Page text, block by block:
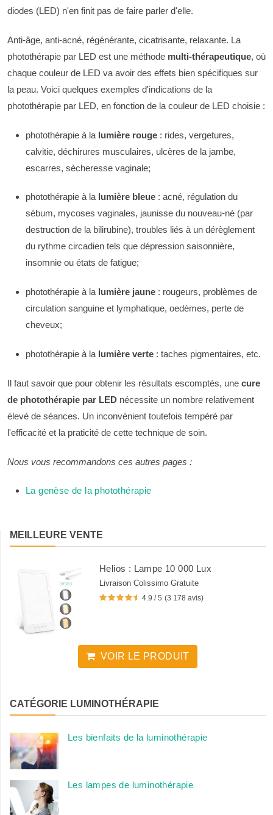
diodes (LED) n'en finit pas de faire parler d'elle.
Anti-âge, anti-acné, régénérante, cicatrisante, relaxante. La
photothérapie par LED est une méthode multi-thérapeutique, où
chaque couleur de LED va avoir des effets bien spécifiques sur
la peau. Voici quelques exemples d'indications de la
photothérapie par LED, en fonction de la couleur de LED choisie :
photothérapie à la lumière rouge : rides, vergetures,
calvitie, déchirures musculaires, ulcères de la jambe,
escarres, sècheresse vaginale;
photothérapie à la lumière bleue : acné, régulation du
sébum, mycoses vaginales, jaunisse du nouveau-né (par
destruction de la bilirubine), troubles liés à un dérèglement
du rythme circadien tels que dépression saisonnière,
insomnie ou états de fatigue;
photothérapie à la lumière jaune : rougeurs, problèmes de
circulation sanguine et lymphatique, oedèmes, perte de
cheveux;
photothérapie à la lumière verte : taches pigmentaires, etc.
Il faut savoir que pour obtenir les résultats escomptés, une cure
de photothérapie par LED nécessite un nombre relativement
élevé de séances. Un inconvénient toutefois tempéré par
l'efficacité et la praticité de cette technique de soin.
Nous vous recommandons ces autres pages :
La genèse de la photothérapie
MEILLEURE VENTE
Helios : Lampe 10 000 Lux
Livraison Colissimo Gratuite
4.9 / 5 (3 178 avis)
VOIR LE PRODUIT
CATÉGORIE LUMINOTHÉRAPIE
Les bienfaits de la luminothérapie
Les lampes de luminothérapie